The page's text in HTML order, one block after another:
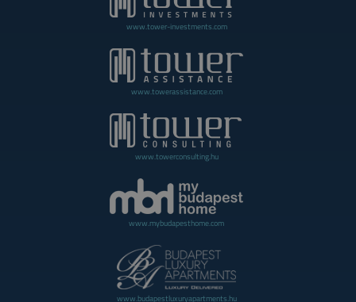
www.tower-investments.com
www.towerassistance.com
www.towerconsulting.hu
www.mybudapesthome.com
www.budapestluxuryapartments.hu